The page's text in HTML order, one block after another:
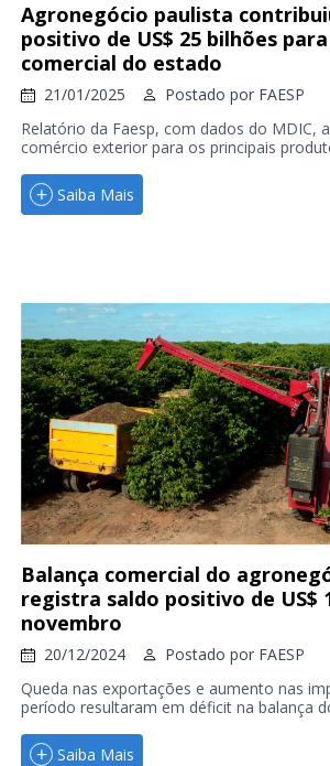
Agronegócio paulista
positivo de US$ 25 bilhões
comercial do estado
21/01/2025 Postado por FAESP
Relatório da Faesp, com dados do MDIC,
comércio exterior para os principais
Saiba Mais
Balança comercial do
registra saldo positivo de US$
novembro
20/12/2024 Postado por FAESP
Queda nas exportações e aumento nas
período resultaram em déficit na balança
Saiba Mais